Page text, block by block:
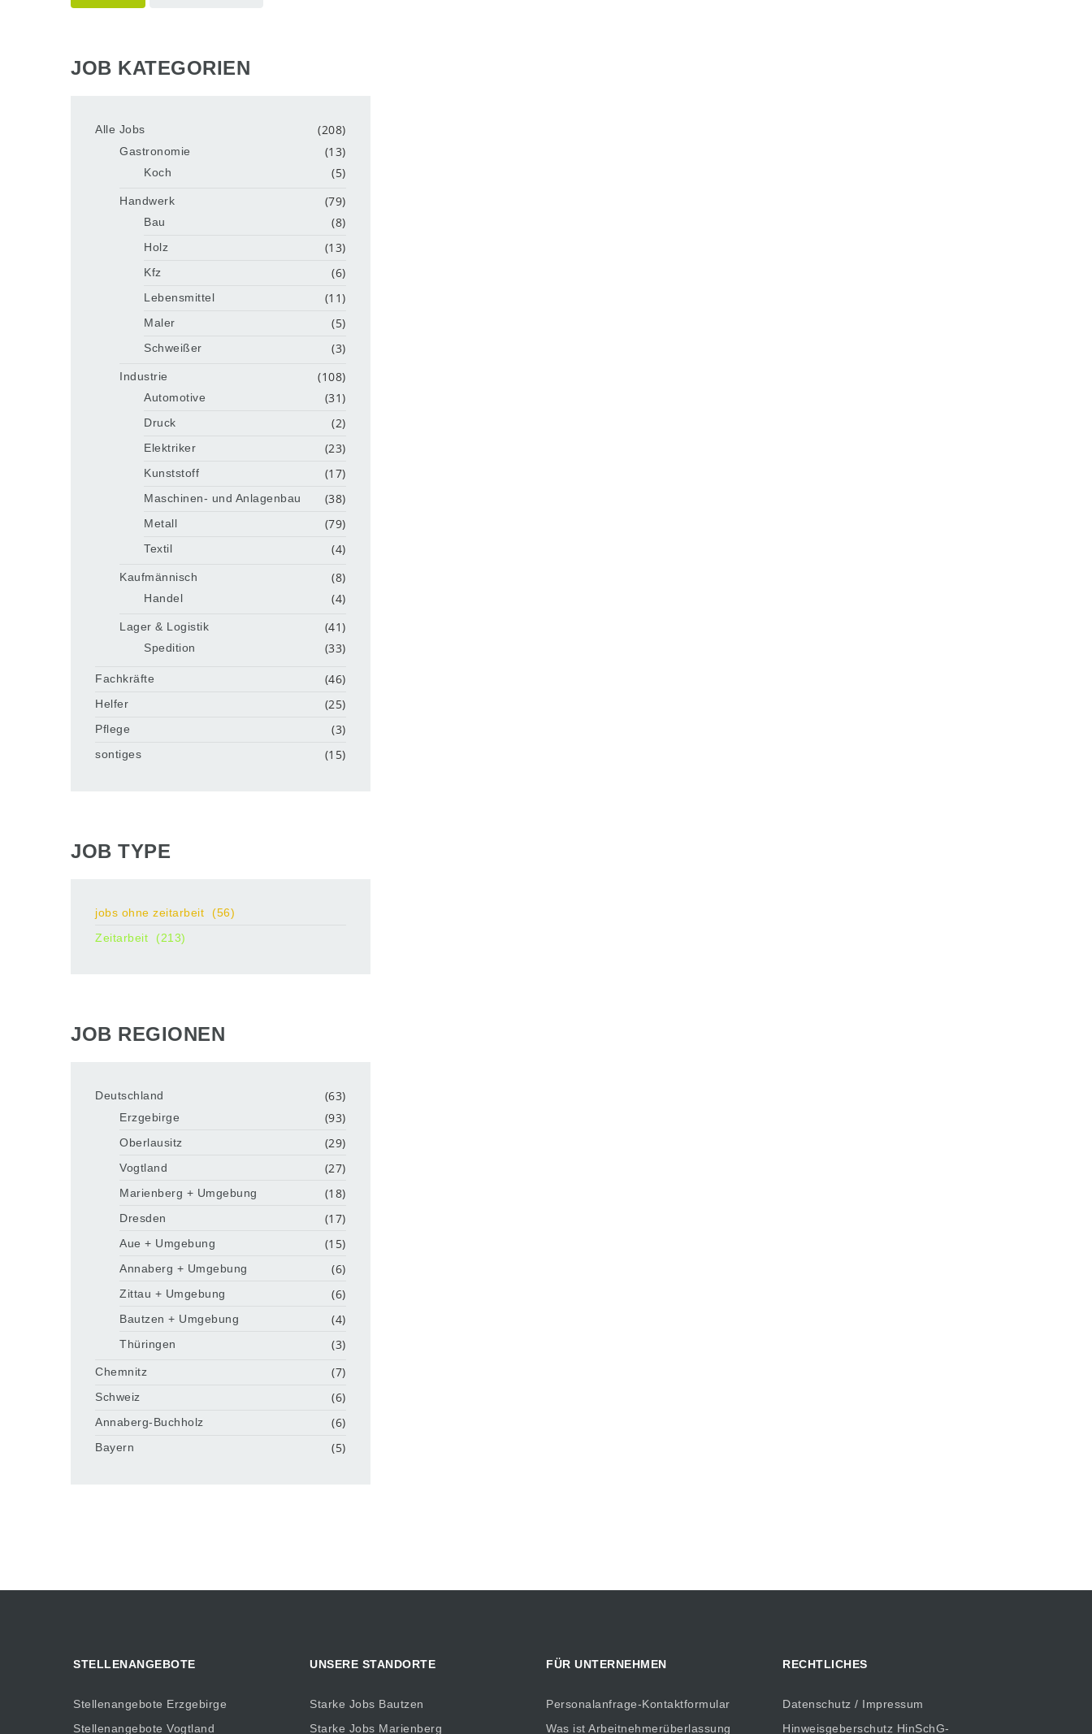
JOB KATEGORIEN
Alle Jobs (208)
Gastronomie (13)
Koch (5)
Handwerk (79)
Bau (8)
Holz (13)
Kfz (6)
Lebensmittel (11)
Maler (5)
Schweißer (3)
Industrie (108)
Automotive (31)
Druck (2)
Elektriker (23)
Kunststoff (17)
Maschinen- und Anlagenbau (38)
Metall (79)
Textil (4)
Kaufmännisch (8)
Handel (4)
Lager & Logistik (41)
Spedition (33)
Fachkräfte (46)
Helfer (25)
Pflege (3)
sontiges (15)
JOB TYPE
jobs ohne zeitarbeit
(56)
Zeitarbeit
(213)
JOB REGIONEN
Deutschland (63)
Erzgebirge (93)
Oberlausitz (29)
Vogtland (27)
Marienberg + Umgebung (18)
Dresden (17)
Aue + Umgebung (15)
Annaberg + Umgebung (6)
Zittau + Umgebung (6)
Bautzen + Umgebung (4)
Thüringen (3)
Chemnitz (7)
Schweiz (6)
Annaberg-Buchholz (6)
Bayern (5)
STELLENANGEBOTE
Stellenangebote Erzgebirge
Stellenangebote Vogtland
UNSERE STANDORTE
Starke Jobs Bautzen
Starke Jobs Marienberg
FÜR UNTERNEHMEN
Personalanfrage-Kontaktformular
Was ist Arbeitnehmerüberlassung
RECHTLICHES
Datenschutz / Impressum
Hinweisgeberschutz HinSchG-